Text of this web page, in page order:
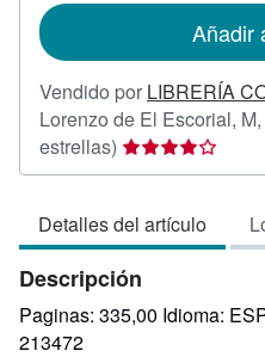
Añadir
Vendido por LIBRERÍA
Lorenzo de El Escorial,
estrellas) Calificación
del
4
de
5
estrellas
Detalles del artículo
Descripción
Paginas: 335,00 Idioma:
213472